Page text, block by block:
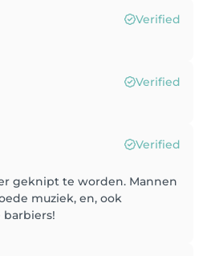
Verified
Verified
Verified
geknipt te worden. Mannen
muziek, en, ook